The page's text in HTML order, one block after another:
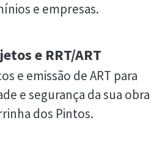
e empresas.
e RRT/ART
e emissão de ART para
e segurança da sua obra
dos Pintos.